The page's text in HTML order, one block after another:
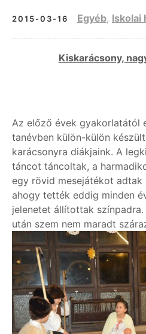
2015-03-16 Egyéb, Iskolai
Kiskarácsony,
Az előző évek gyakorlatától
tanévben külön-külön
karácsonyra diákjaink. A
táncot táncoltak, a
egy rövid mesejátékot adtak
ahogy tették eddig minden
jelenetet állítottak
után szem nem maradt